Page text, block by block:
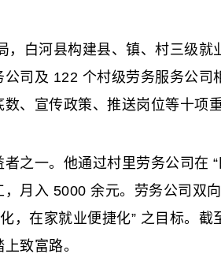
白河县构建县、镇、村三级就
司及 122 个村级劳务服务公司
、宣传政策、推送岗位等十项
一。他通过村里劳务公司在 “
月入 5000 余元。劳务公司双
，在家就业便捷化” 之目标。
致富路。